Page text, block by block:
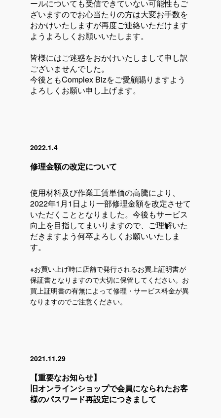
ールについても受信できていない可能性もご
ざいますのでお心当たりの方は大変お手数を
おかけいたしますが再度ご連絡いただけます
ようよろしくお願いいたします。
皆様にはご迷惑をおかけいたしまして申し訳
ございませんでした。
今後ともComplex Bizをご愛顧賜りますよう
よろしくお願い申し上げます。
2022.1.4
修理金額の改定について
使用材料及び作業工賃単価の高騰により、
2022年1月1日より一部修理金額を改定させて
いただくこととなりました。今後もサービス
向上を目指してまいりますので、ご理解いた
だきますよう何卒よろしくお願いいたしま
す。
※お買い上げ時に店舗で発行されるお買上証明書が
保証書となりますので大切に保管してください。お
買上証明書の有無によって修理・サービス料金が異
なりますのでご注意ください。
2021.11.29
【重要なお知らせ】
旧オンラインショップで会員になられたお客
様のパスワード再設定につきまして